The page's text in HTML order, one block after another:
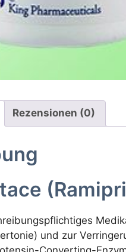
Rezensionen (0)
und zur